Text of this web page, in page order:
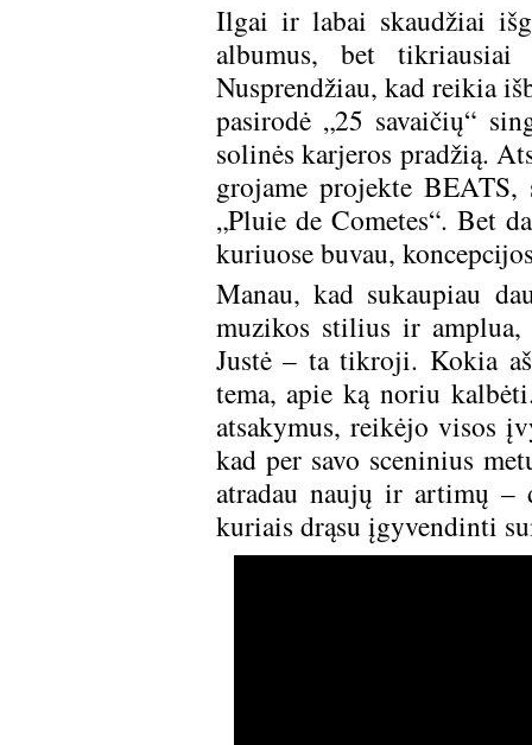
Ilgai ir labai skaudžiai
albumus, bet
Nusprendžiau, kad reikia
pasirodė „25 savaičių“
solinės karjeros pradžią.
grojame projekte
„Pluie de Cometes“. Bet
kuriuose buvau,
Manau, kad sukaupiau
muzikos stilius ir
Justė – ta tikroji. Kokia
tema, apie ką noriu
atsakymus, reikėjo visos
kad per savo sceninius
atradau naujų ir artimų –
kuriais drąsu įgyvendinti